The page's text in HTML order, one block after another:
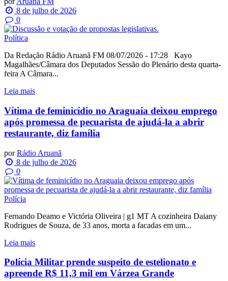
8 de julho de 2026
0
Política
Da Redação Rádio Aruanã FM 08/07/2026 - 17:28 Kayo
Magalhães/Câmara dos Deputados Sessão do Plenário desta quarta-
feira A Câmara...
Leia mais
Vítima de feminicídio no Araguaia deixou emprego
após promessa de pecuarista de ajudá-la a abrir
restaurante, diz família
por Rádio Aruanã
8 de julho de 2026
0
Polícia
Fernando Deamo e Victória Oliveira | g1 MT A cozinheira Daiany
Rodrigues de Souza, de 33 anos, morta a facadas em um...
Leia mais
Polícia Militar prende suspeito de estelionato e
apreende R$ 11,3 mil em Várzea Grande